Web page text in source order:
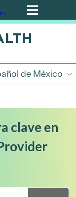
de México
clave en